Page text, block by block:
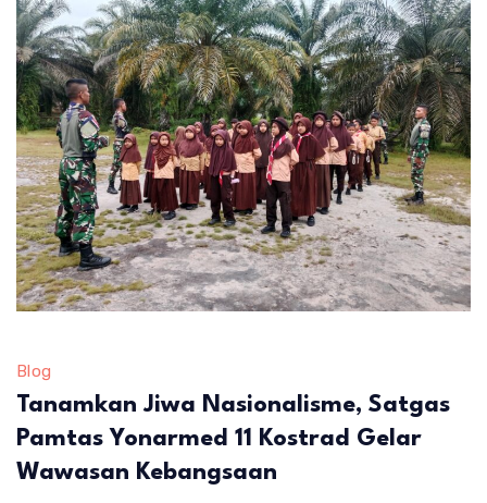
Blog
Tanamkan Jiwa Nasionalisme, Satgas
Pamtas Yonarmed 11 Kostrad Gelar
Wawasan Kebangsaan